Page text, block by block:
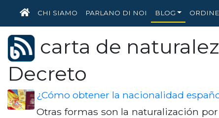
HOME
CHI SIAMO PARLANO DI NOI BLOG
carta de
Decreto
¿Cómo obtener la nacionalidad
Otras formas son la naturalización